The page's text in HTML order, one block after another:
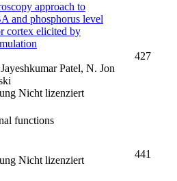
approach to
and phosphorus level
cortex elicited by
Patel, N. Jon
Nicht lizenziert
427
functions
Nicht lizenziert
441